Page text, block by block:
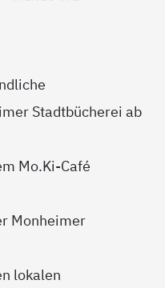
Stadtbücherei ab
Mo.Ki-Café
Monheimer
lokalen